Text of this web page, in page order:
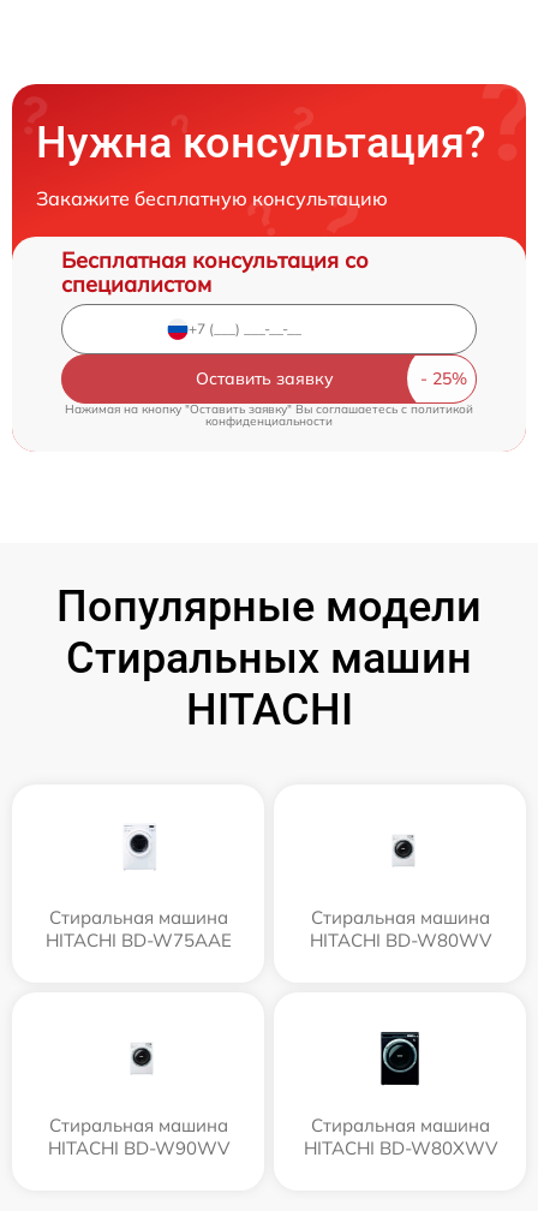
Нужна консультация?
Закажите бесплатную консультацию
Бесплатная консультация со
специалистом
Оставить заявку
Нажимая на кнопку "Оставить заявку" Вы соглашаетесь cполитикой
конфиденциальности
Популярные модели
Стиральных машин
HITACHI
Стиральная машина
HITACHI BD-W75AAE
Стиральная машина
HITACHI BD-W80WV
Стиральная машина
HITACHI BD-W90WV
Стиральная машина
HITACHI BD-W80XWV